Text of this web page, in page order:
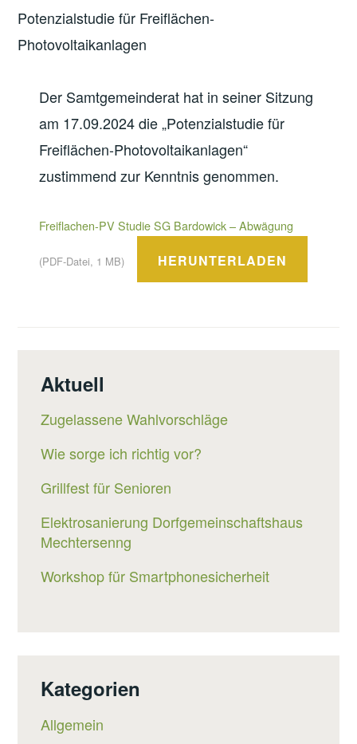
Potenzialstudie für Freiflächen-
Photovoltaikanlagen
Der Samtgemeinderat hat in seiner Sitzung
am 17.09.2024 die „Potenzialstudie für
Freiflächen-Photovoltaikanlagen“
zustimmend zur Kenntnis genommen.
Freiflachen-PV Studie SG Bardowick – Abwägung
(PDF-Datei, 1 MB) HERUNTERLADEN
Aktuell
Zugelassene Wahlvorschläge
Wie sorge ich richtig vor?
Grillfest für Senioren
Elektrosanierung Dorfgemeinschaftshaus
Mechtersenng
Workshop für Smartphonesicherheit
Kategorien
Allgemein